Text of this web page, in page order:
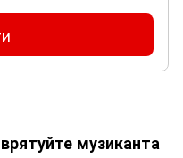
музиканта